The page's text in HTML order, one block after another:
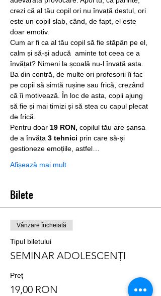
crezi că al tău copil ori nu învață destul, ori
este un copil slab, când, de fapt, el este
doar emotiv.
Cum ar fi ca al tău copil să fie stăpân pe el,
calm și să-și aducă  aminte tot ceea ce a
învățat? Nimeni la școală nu-l învață asta.
Ba din contră, de multe ori profesorii îi fac
pe copii să simtă rușine sau frică, crezând
că îi motivează. În loc de asta, copii ajung
să fie și mai timizi și să stea cu capul plecat
de frică.
Pentru doar 19 RON, copilul tău are șansa
de a învăța 3 tehnici prin care să-și
gestioneze emoțiile, astfel…
Afișează mai mult
Bilete
Vânzare încheiată
Tipul biletului
SEMINAR ADOLESCENȚI
Preț
19,00 RON